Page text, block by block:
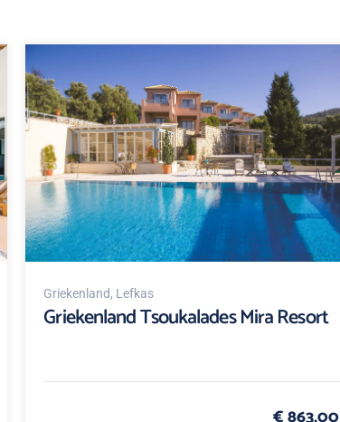
Griekenland, Lefkas
Griekenland Tsoukalades Mira Resort